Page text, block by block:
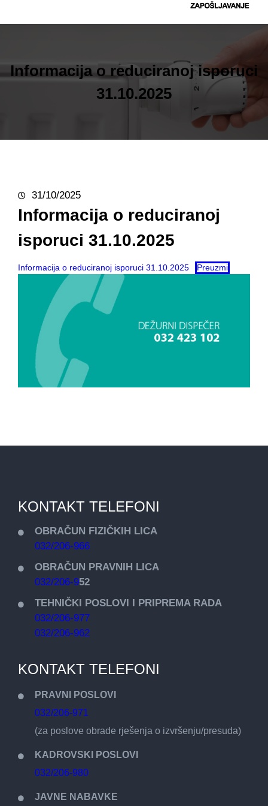
r
a
Informacija o reduciranoj isporuci
31.10.2025
31/10/2025
Informacija o reduciranoj
isporuci 31.10.2025
Informacija o reduciranoj isporuci 31.10.2025 Preuzmi
KONTAKT TELEFONI
OBRAČUN FIZIČKIH LICA
032/206-966
OBRAČUN PRAVNIH LICA
032/206-952
TEHNIČKI POSLOVI I PRIPREMA RADA
032/206-977
032/206-962
KONTAKT TELEFONI
PRAVNI POSLOVI
032/206-971
(za poslove obrade rješenja o izvršenju/presuda)
KADROVSKI POSLOVI
032/206-980
JAVNE NABAVKE